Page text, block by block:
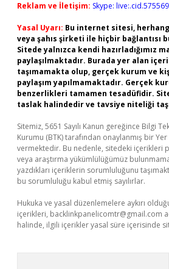
Reklam ve İletişim: Skype:
Yasal Uyarı: Bu internet sitesi,
veya şahıs şirketi ile hiçbir bağlantısı
Sitede yalnızca kendi hazırladığımız
paylaşılmaktadır. Burada yer alan
taşımamakta olup, gerçek kurum ve
paylaşım yapılmamaktadır. Gerçek
benzerlikleri tamamen tesadüfidir.
taslak halindedir ve tavsiye niteliği
Sitemiz, 5651 Sayılı Kanun gereğince Bilgi
Kurumu (BTK) tarafından onaylanmış bir
vermektedir. Bu nedenle, sitedeki içerikleri
veya araştırma yükümlülüğümüz
yazdıkları içeriklerin sorumluluğunu
bu sorumluluğu kabul etmiş sayılırlar.
Hukuka ve yasal düzenlemelere aykırı
içerikleri, backlinkpanelicomtr@gmail.com
halinde, ilgili içerikler yasal süre içerisinde